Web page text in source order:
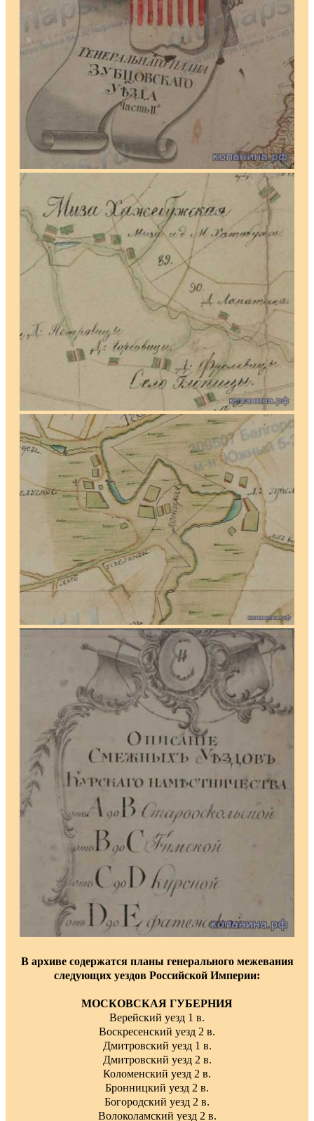
В архиве содержатся планы генерального межевания
следующих уездов Российской Империи:
МОСКОВСКАЯ ГУБЕРНИЯ
Верейский уезд 1 в.
Воскресенский уезд 2 в.
Дмитровский уезд 1 в.
Дмитровский уезд 2 в.
Коломенский уезд 2 в.
Бронницкий уезд 2 в.
Богородский уезд 2 в.
Волоколамский уезд 2 в.